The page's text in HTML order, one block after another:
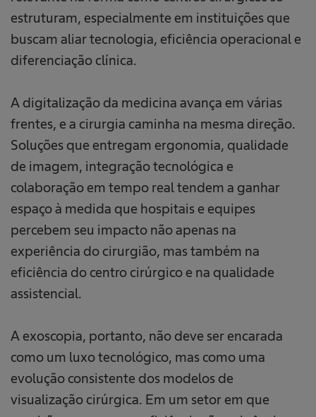
estruturam, especialmente em instituições que
buscam aliar tecnologia, eficiência operacional e
diferenciação clínica.
A digitalização da medicina avança em várias
frentes, e a cirurgia caminha na mesma direção.
Soluções que entregam ergonomia, qualidade
de imagem, integração tecnológica e
colaboração em tempo real tendem a ganhar
espaço à medida que hospitais e equipes
percebem seu impacto não apenas na
experiência do cirurgião, mas também na
eficiência do centro cirúrgico e na qualidade
assistencial.
A exoscopia, portanto, não deve ser encarada
como um luxo tecnológico, mas como uma
evolução consistente dos modelos de
visualização cirúrgica. Em um setor em que